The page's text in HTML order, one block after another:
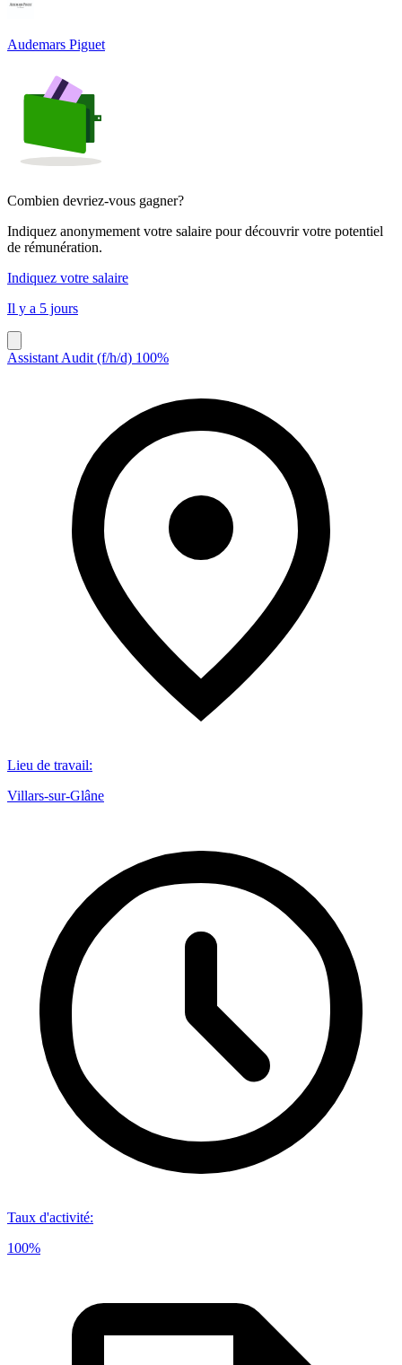
Audemars Piguet
Combien devriez-vous gagner?
Indiquez anonymement votre salaire pour découvrir votre potentiel
de rémunération.
Indiquez votre salaire
Il y a 5 jours
Assistant Audit (f/h/d) 100%
Lieu de travail:
Villars-sur-Glâne
Taux d'activité:
100%